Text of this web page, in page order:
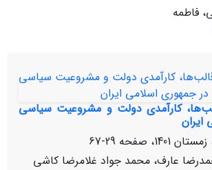
فاطمه
کارآمدی دولت و مشروعیت سیاسی
ایران
29-67
عارف، محمد جواد غلامرضا کاشی